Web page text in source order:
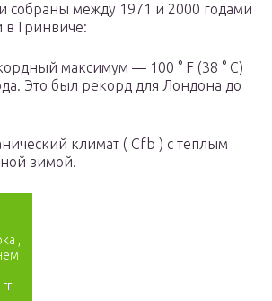
собраны между 1971 и 2000 годами
в Гринвиче:
максимум — 100 ° F (38 ° C)
Это был рекорд для Лондона до
климат ( Cfb ) с теплым
зимой.
,